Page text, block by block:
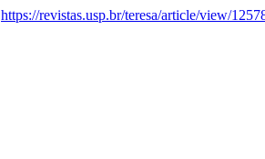
https://revistas.usp.br/teresa/article/view/